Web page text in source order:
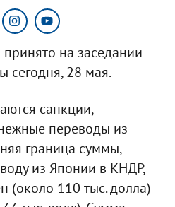
на заседании
сегодня, 28 мая.
санкции,
переводы из
граница суммы,
из Японии в КНДР,
(около 110 тыс. долла)